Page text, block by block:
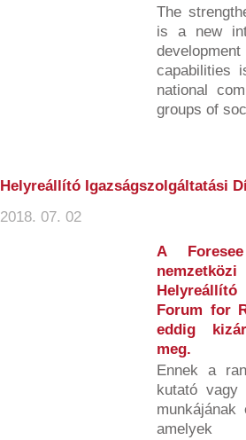
The
is a new
capabilities
national
groups of
Helyreállító Igazságszolgáltatási
2018. 07. 02
A
Forum for
eddig
meg.
Ennek a
kutató vagy
amelyek